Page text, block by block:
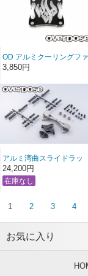
OD アルミクーリングファ
ンカバーver.2 (30x30 用/
3,850円
アルミ湾曲スライドラッ
クステアリングセット
Type-3 （For GALM シリ
ーズ / ブラック）
24,200円
1 2 3 4
お気に入り